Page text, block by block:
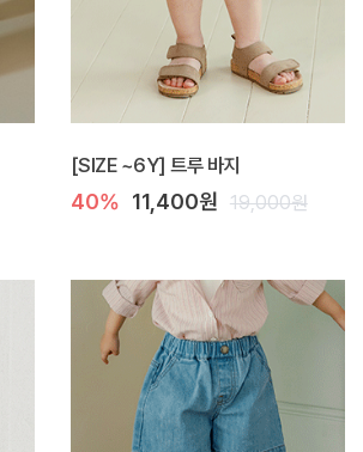
[SIZE ~6Y] 트루 바지
40% 11,400원 19,000원